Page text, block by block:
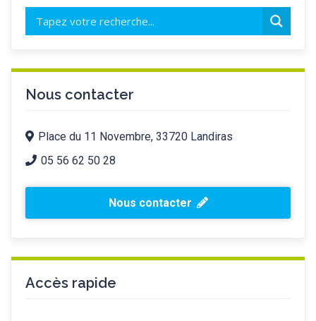
Nous contacter
Place du 11 Novembre, 33720 Landiras
05 56 62 50 28
Nous contacter
Accès rapide